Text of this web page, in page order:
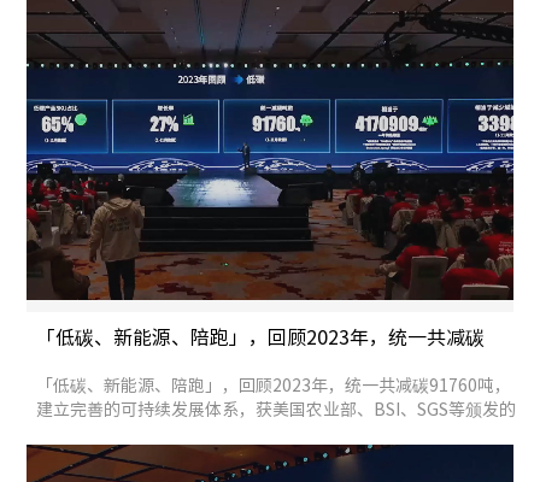
「低碳、新能源、陪跑」，回顾2023年，统一共减碳
91760吨
「低碳、新能源、陪跑」，回顾2023年，统一共减碳91760吨，
建立完善的可持续发展体系，获美国农业部、BSI、SGS等颁发的
#低碳润滑油 #统一股份 #2023统一可持续发展大会